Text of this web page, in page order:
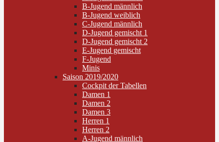
B-Jugend männlich
B-Jugend weiblich
C-Jugend männlich
D-Jugend gemischt 1
D-Jugend gemischt 2
E-Jugend gemischt
F-Jugend
Minis
Saison 2019/2020
Cockpit der Tabellen
Damen 1
Damen 2
Damen 3
Herren 1
Herren 2
A-Jugend männlich